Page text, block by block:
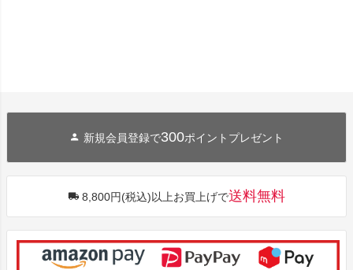
新規会員登録で300ポイントプレゼント
8,800円(税込)以上お買上げで送料無料